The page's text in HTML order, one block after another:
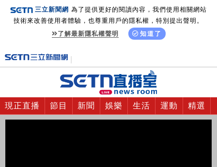
三立新聞網 為了提供更好的閱讀內容，我們使用相關網站
技術來改善使用者體驗，也尊重用戶的隱私權，特別提出聲明。
了解最新隱私權聲明
知道了
現正直播 節目 新聞 娛樂 生活 運動 精選